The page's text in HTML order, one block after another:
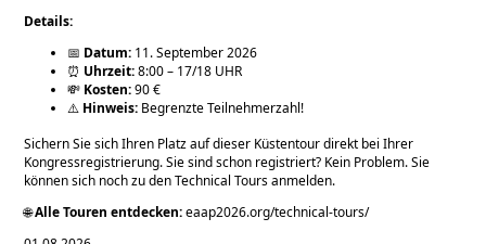
Details:
📅 Datum: 11. September 2026
⏰ Uhrzeit:8:00 – 17/18 UHR
💸 Kosten:90 €
⚠️ Hinweis: Begrenzte Teilnehmerzahl!
Sichern Sie sich Ihren Platz auf dieser Küstentour direkt bei Ihrer
Kongressregistrierung. Sie sind schon registriert? Kein Problem. Sie
können sich noch zu den Technical Tours anmelden.
🌐Alle Touren entdecken:eaap2026.org/technical-tours/